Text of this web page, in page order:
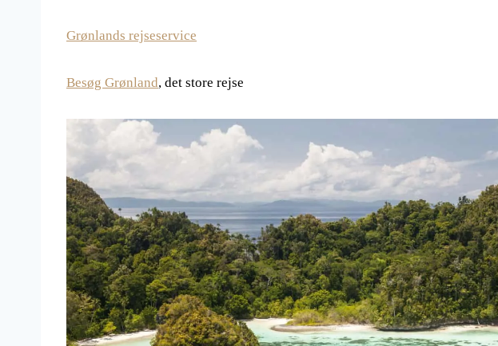
Grønlands rejseservice
Besøg Grønland, det store rejse